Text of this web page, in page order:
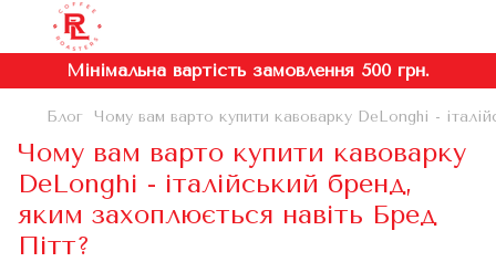
Мінімальна вартість замовлення 500 грн.
Блог Чому вам варто купити кавоварку DeLonghi -
Чому вам варто купити кавоварку
DeLonghi - італійський бренд,
яким захоплюється навіть Бред
Пітт?